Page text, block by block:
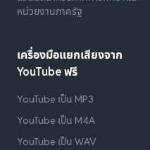
หน่วยงานภาครัฐ
เครื่องมือแยกเสียงจาก
YouTube ฟรี
YouTube เป็น MP3
YouTube เป็น M4A
YouTube เป็น WAV